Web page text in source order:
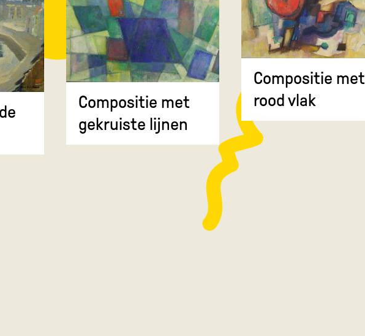
Compositie met
gekruiste lijnen
Compositie met
rood vlak